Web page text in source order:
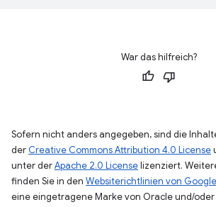
War das hilfreich?
Sofern nicht anders angegeben, sind die
der Creative Commons Attribution 4.0 License
unter derApache 2.0 Licenselizenziert.
finden Sie in den Websiterichtlinien von
eine eingetragene Marke von Oracle und/